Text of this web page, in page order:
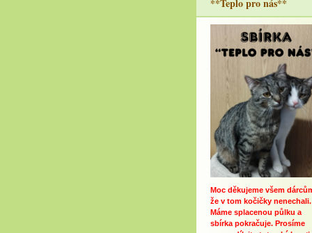
**Teplo pro nás**
Moc děkujeme všem
že v tom kočičky nenechali.
Máme splacenou půlku a
sbírka pokračuje. Prosíme